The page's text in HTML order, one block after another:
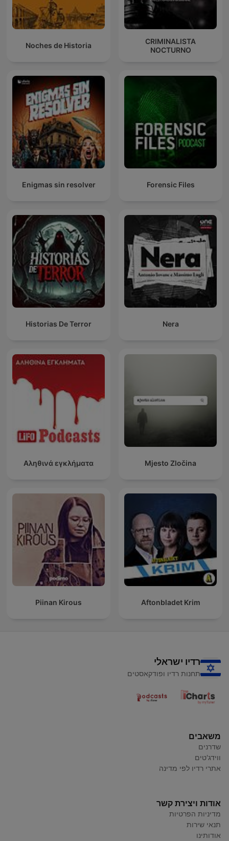
CRIMINALISTA
NOCTURNO
Noches de Historia
Forensic Files
Enigmas sin resolver
Nera
Historias De Terror
Mjesto Zločina
Αληθινά εγκλήματα
Aftonbladet Krim
Piinan Kirous
רדיו ישראלי
תחנות רדיו ופודקאסטים
משאבים
שדרנים
ווידג'טים
אתרי רדיו לפי מדינה
אודות ויצירת קשר
מדיניות הפרטיות
תנאי שירות
אודותינו